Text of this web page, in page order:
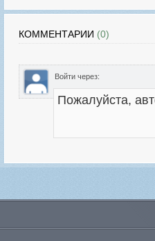
КОММЕНТАРИИ (0)
Войти через: